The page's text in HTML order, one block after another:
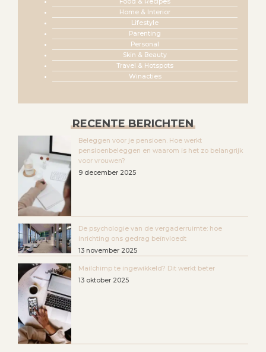
Home & Interior
Lifestyle
Parenting
Personal
Skin & Beauty
Travel & Hotspots
Winacties
RECENTE BERICHTEN
Beleggen voor je pensioen. Hoe werkt
pensioenbeleggen en waarom is het zo belangrijk
voor vrouwen?
9 december 2025
De psychologie van de vergaderruimte: hoe
inrichting ons gedrag beïnvloedt
13 november 2025
Mailchimp te ingewikkeld? Dit werkt beter
13 oktober 2025